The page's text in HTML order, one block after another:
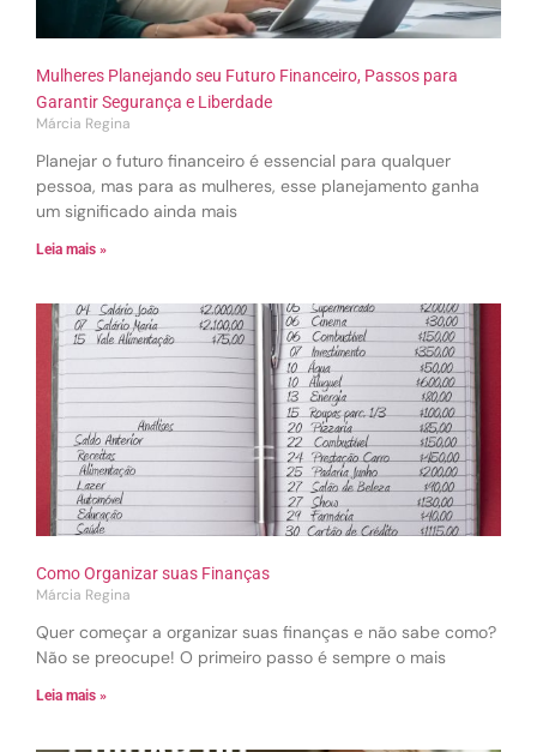
Mulheres Planejando seu Futuro Financeiro, Passos para
Garantir Segurança e Liberdade
Márcia Regina
Planejar o futuro financeiro é essencial para qualquer
pessoa, mas para as mulheres, esse planejamento ganha
um significado ainda mais
Leia mais »
Como Organizar suas Finanças
Márcia Regina
Quer começar a organizar suas finanças e não sabe como?
Não se preocupe! O primeiro passo é sempre o mais
Leia mais »